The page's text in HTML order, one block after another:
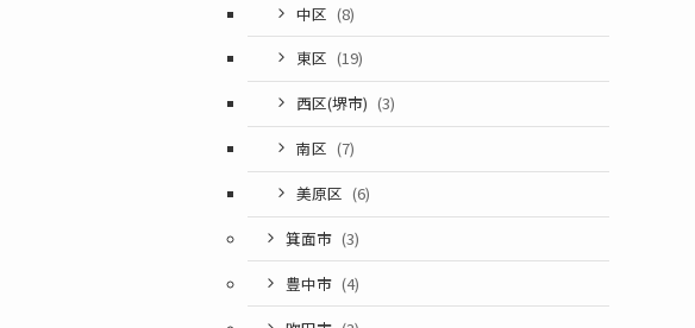
中区 (8)
東区 (19)
西区(堺市) (3)
南区 (7)
美原区 (6)
箕面市 (3)
豊中市 (4)